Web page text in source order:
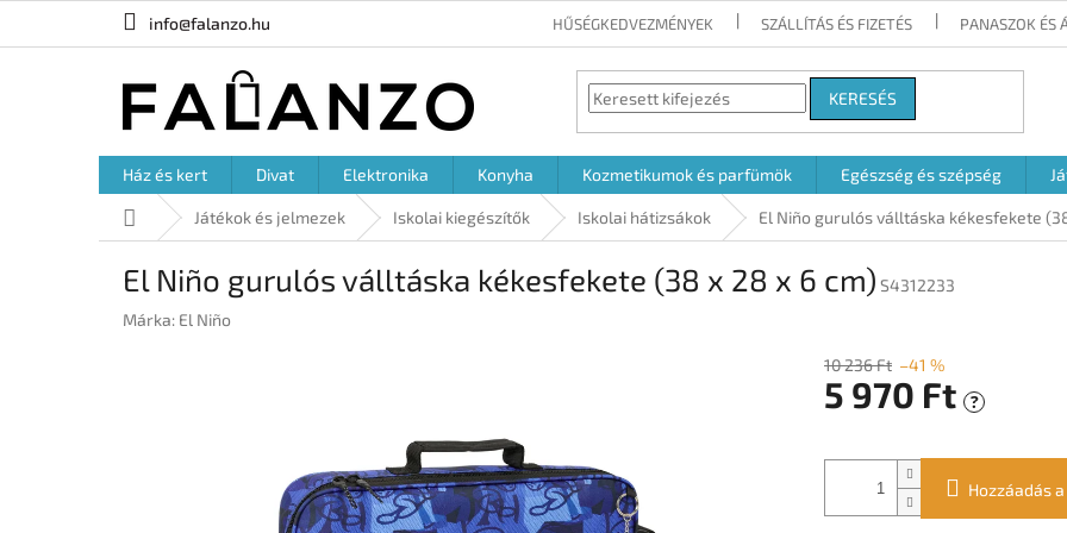
info@falanzo.hu HŰSÉGKEDVEZMÉNYEK SZÁLLÍTÁS ÉS FIZETÉS PANASZOK ÉS
KERESÉS
Ház és kert Divat Elektronika Konyha Kozmetikumok és parfümök Egészség és szépség
KezdőlapJátékok és jelmezek Iskolai kiegészítők Iskolai hátizsákok El Niño gurulós válltáska kékesfekete
El Niño gurulós válltáska kékesfekete (38 x 28 x 6 cm) S4312233
Márka: El Niño
10 236 Ft –41 %
5 970 Ft ?
Hozzáadás